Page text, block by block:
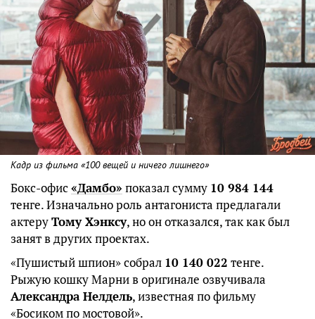
Кадр из фильма «100 вещей и ничего лишнего»
Бокс-офис«Дамбо» показал сумму 10 984 144
тенге. Изначально роль антагониста предлагали
актеруТому Хэнксу, но он отказался, так как был
занят в других проектах.
«Пушистый шпион» собрал 10 140 022 тенге.
Рыжую кошку Марни в оригинале озвучивала
Александра Нелдель, известная по фильму
«Босиком по мостовой».